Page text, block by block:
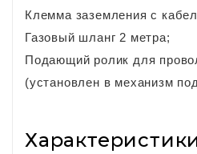
Клемма заземления с
Газовый шланг 2 метра;
Подающий ролик для
(установлен в механизм